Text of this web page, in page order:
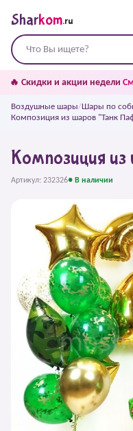
Sharkom.ru
🔥 Скидки и акции недели
Воздушные шары/Шары по
Композиция из шаров "Танк
Композиция
Артикул: 232326● В наличии